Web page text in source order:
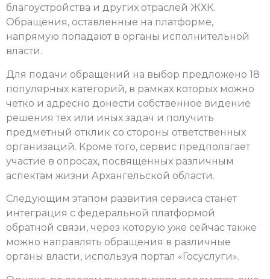
благоустройства и других отраслей ЖХК.
Обращения, оставленные на платформе,
напрямую попадают в органы исполнительной
власти.
Для подачи обращений на выбор предложено 18
популярных категорий, в рамках которых можно
четко и адресно донести собственное видение
решения тех или иных задач и получить
предметный отклик со стороны ответственных
организаций. Кроме того, сервис предполагает
участие в опросах, посвященных различным
аспектам жизни Архангельской области.
Следующим этапом развития сервиса станет
интеграция с федеральной платформой
обратной связи, через которую уже сейчас также
можно направлять обращения в различные
органы власти, используя портал «Госуслуги».